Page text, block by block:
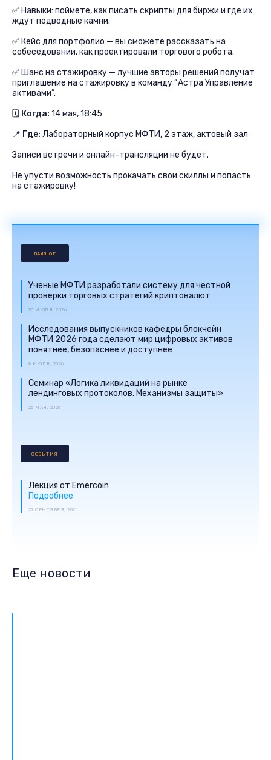
✅ Навыки: поймете, как писать скрипты для биржи и где их
ждут подводные камни.
✅ Кейс для портфолио — вы сможете рассказать на
собеседовании, как проектировали торгового робота.
✅ Шанс на стажировку — лучшие авторы решений получат
приглашение на стажировку в команду “Астра Управление
активами”.
🗓 Когда: 14 мая, 18:45
📍 Где: Лабораторный корпус МФТИ, 2 этаж, актовый зал
Записи встречи и онлайн-трансляции не будет.
Не упусти возможность прокачать свои скиллы и попасть
на стажировку!
ВАЖНОЕ
Ученые МФТИ разработали систему для честной
проверки торговых стратегий криптовалют
30 ИЮЛЯ, 2026
Исследования выпускников кафедры блокчейн
МФТИ 2026 года сделают мир цифровых активов
понятнее, безопаснее и доступнее
8 ИЮЛЯ, 2026
Семинар «Логика ликвидаций на рынке
лендинговых протоколов. Механизмы защиты»
26 МАЯ, 2026
СОБЫТИЯ
Лекция от Emercoin
Подробнее
27 СЕНТЯБРЯ, 2021
Еще новости